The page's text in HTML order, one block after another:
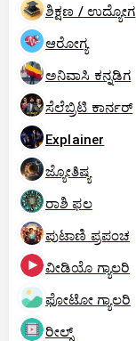
ಶಿಕ್ಷಣ / ಉದ್ಯೋಗ
ಆರೋಗ್ಯ
ಅನಿವಾಸಿ ಕನ್ನಡಿಗ
ಸೆಲೆಬ್ರಿಟಿ ಕಾರ್ನರ್‌
Explainer
ಜ್ಯೋತಿಷ್ಯ
ರಾಶಿ ಫಲ
ಪುಟಾಣಿ ಪ್ರಪಂಚ
ವೀಡಿಯೊ ಗ್ಯಾಲರಿ
ಫೋಟೋ ಗ್ಯಾಲರಿ
ರೀಲ್ಸ್